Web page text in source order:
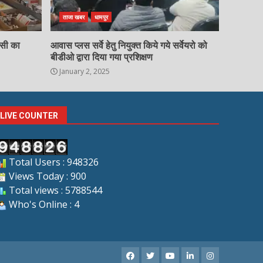
का
ताजा खबर धामपुर
आवास प्लस सर्वे हेतु नियुक्त किये गये सर्वेयरो को
बीडीओ द्वारा दिया गया प्रशिक्षण
January 2, 2025
LIVE COUNTER
Total Users : 948326
Views Today : 900
Total views : 5788544
Who's Online : 4
Facebook
X YoutubeLinkedInInstagram